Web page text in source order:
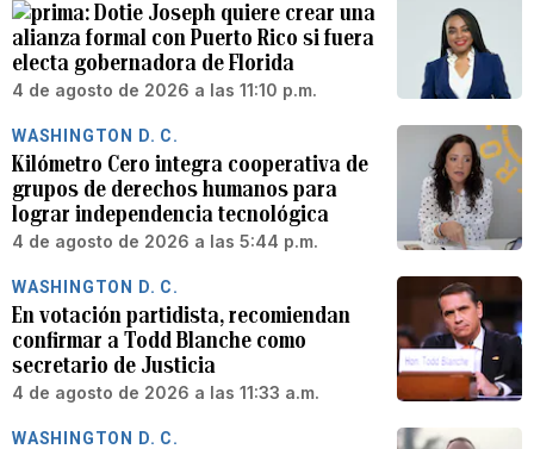
Dotie Joseph quiere crear una
alianza formal con Puerto Rico si fuera
electa gobernadora de Florida
4 de agosto de 2026 a las 11:10 p.m.
WASHINGTON D. C.
Kilómetro Cero integra cooperativa de
grupos de derechos humanos para
lograr independencia tecnológica
4 de agosto de 2026 a las 5:44 p.m.
WASHINGTON D. C.
En votación partidista, recomiendan
confirmar a Todd Blanche como
secretario de Justicia
4 de agosto de 2026 a las 11:33 a.m.
WASHINGTON D. C.